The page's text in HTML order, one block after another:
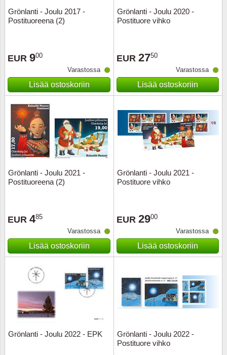
Grönlanti - Joulu 2017 -
Postituoreena (2)
EUR 900
Varastossa
Lisää ostoskoriin
Grönlanti - Joulu 2020 -
Postituore vihko
EUR 2750
Varastossa
Lisää ostoskoriin
Grönlanti - Joulu 2021 -
Postituoreena (2)
EUR 485
Varastossa
Lisää ostoskoriin
Grönlanti - Joulu 2021 -
Postituore vihko
EUR 2900
Varastossa
Lisää ostoskoriin
Grönlanti - Joulu 2022 - EPK
Grönlanti - Joulu 2022 -
Postituore vihko